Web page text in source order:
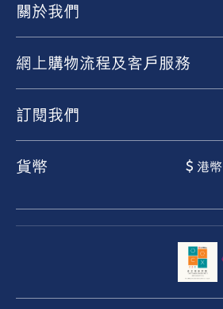
關於我們
網上購物流程及客戶服務
訂閱我們
貨幣 $ 港幣